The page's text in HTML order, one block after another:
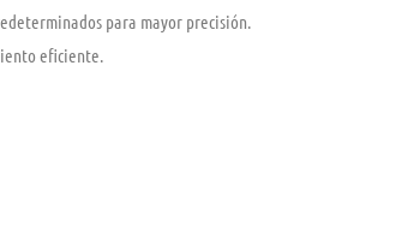
para mayor precisión.
eficiente.